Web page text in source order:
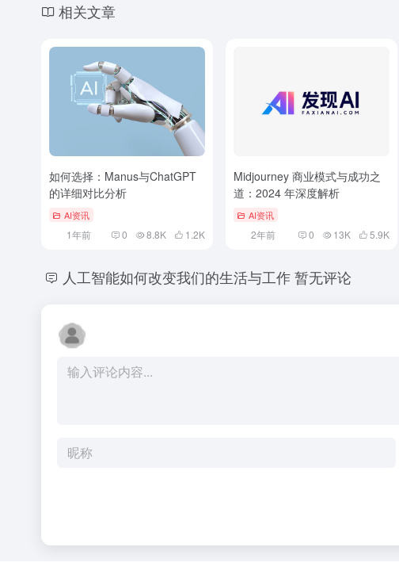
相关文章
如何选择：Manus与ChatGPT
的详细对比分析
AI资讯
1年前 0 8.8K 1.2K
Midjourney 商业模式与成功之
道：2024 年深度解析
AI资讯
2年前 0 13K 5.9K
人工智能如何改变我们的生活与工作暂无评论